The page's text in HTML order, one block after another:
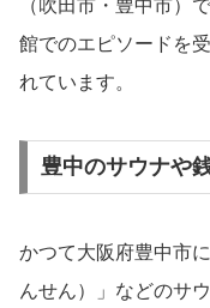
（吹田市・豊中市）
館でのエピソードを
れています。
豊中のサウナや
かつて大阪府豊中市
んせん）」などのサ